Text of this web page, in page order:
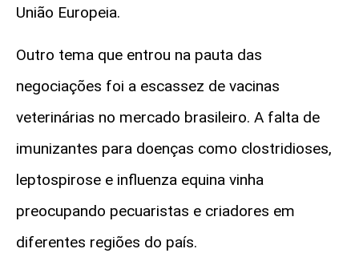
União Europeia.
Outro tema que entrou na pauta das
negociações foi a escassez de vacinas
veterinárias no mercado brasileiro. A falta de
imunizantes para doenças como clostridioses,
leptospirose e influenza equina vinha
preocupando pecuaristas e criadores em
diferentes regiões do país.